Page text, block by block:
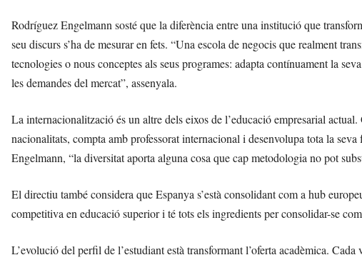
Rodríguez Engelmann sosté que la diferència entre una institució que
seu discurs s’ha de mesurar en fets. “Una escola de negocis que realment
tecnologies o nous conceptes als seus programes: adapta contínuament la
les demandes del mercat”, assenyala.
La internacionalització és un altre dels eixos de l’educació empresarial
nacionalitats, compta amb professorat internacional i desenvolupa tota la
Engelmann, “la diversitat aporta alguna cosa que cap metodologia no pot
El directiu també considera que Espanya s’està consolidant com a hub
competitiva en educació superior i té tots els ingredients per consolidar-se
L’evolució del perfil de l’estudiant està transformant l’oferta acadèmica.